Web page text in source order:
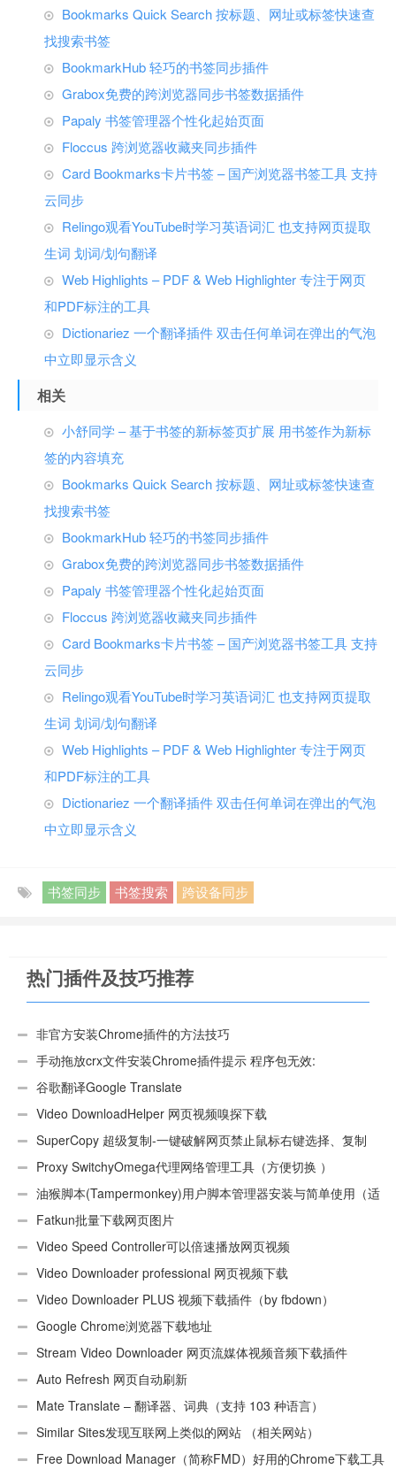
Bookmarks Quick Search 按标题、网址或标签快速查
找搜索书签
BookmarkHub 轻巧的书签同步插件
Grabox免费的跨浏览器同步书签数据插件
Papaly 书签管理器个性化起始页面
Floccus 跨浏览器收藏夹同步插件
Card Bookmarks卡片书签 – 国产浏览器书签工具 支持
云同步
Relingo观看YouTube时学习英语词汇 也支持网页提取
生词 划词/划句翻译
Web Highlights – PDF & Web Highlighter 专注于网页
和PDF标注的工具
Dictionariez 一个翻译插件 双击任何单词在弹出的气泡
中立即显示含义
相关
小舒同学 – 基于书签的新标签页扩展 用书签作为新标
签的内容填充
Bookmarks Quick Search 按标题、网址或标签快速查
找搜索书签
BookmarkHub 轻巧的书签同步插件
Grabox免费的跨浏览器同步书签数据插件
Papaly 书签管理器个性化起始页面
Floccus 跨浏览器收藏夹同步插件
Card Bookmarks卡片书签 – 国产浏览器书签工具 支持
云同步
Relingo观看YouTube时学习英语词汇 也支持网页提取
生词 划词/划句翻译
Web Highlights – PDF & Web Highlighter 专注于网页
和PDF标注的工具
Dictionariez 一个翻译插件 双击任何单词在弹出的气泡
中立即显示含义
书签同步 书签搜索 跨设备同步
热门插件及技巧推荐
非官方安装Chrome插件的方法技巧
手动拖放crx文件安装Chrome插件提示 程序包无效:
“CEX_HEADER_INVALID”的解决办法
谷歌翻译Google Translate
Video DownloadHelper 网页视频嗅探下载
SuperCopy 超级复制-一键破解网页禁止鼠标右键选择、复制
Proxy SwitchyOmega代理网络管理工具（方便切换 ）
油猴脚本(Tampermonkey)用户脚本管理器安装与简单使用（适
用Android）
Fatkun批量下载网页图片
Video Speed Controller可以倍速播放网页视频
Video Downloader professional 网页视频下载
Video Downloader PLUS 视频下载插件（by fbdown）
Google Chrome浏览器下载地址
Stream Video Downloader 网页流媒体视频音频下载插件
Auto Refresh 网页自动刷新
Mate Translate – 翻译器、词典（支持 103 种语言）
Similar Sites发现互联网上类似的网站 （相关网站）
Free Download Manager（简称FMD）好用的Chrome下载工具